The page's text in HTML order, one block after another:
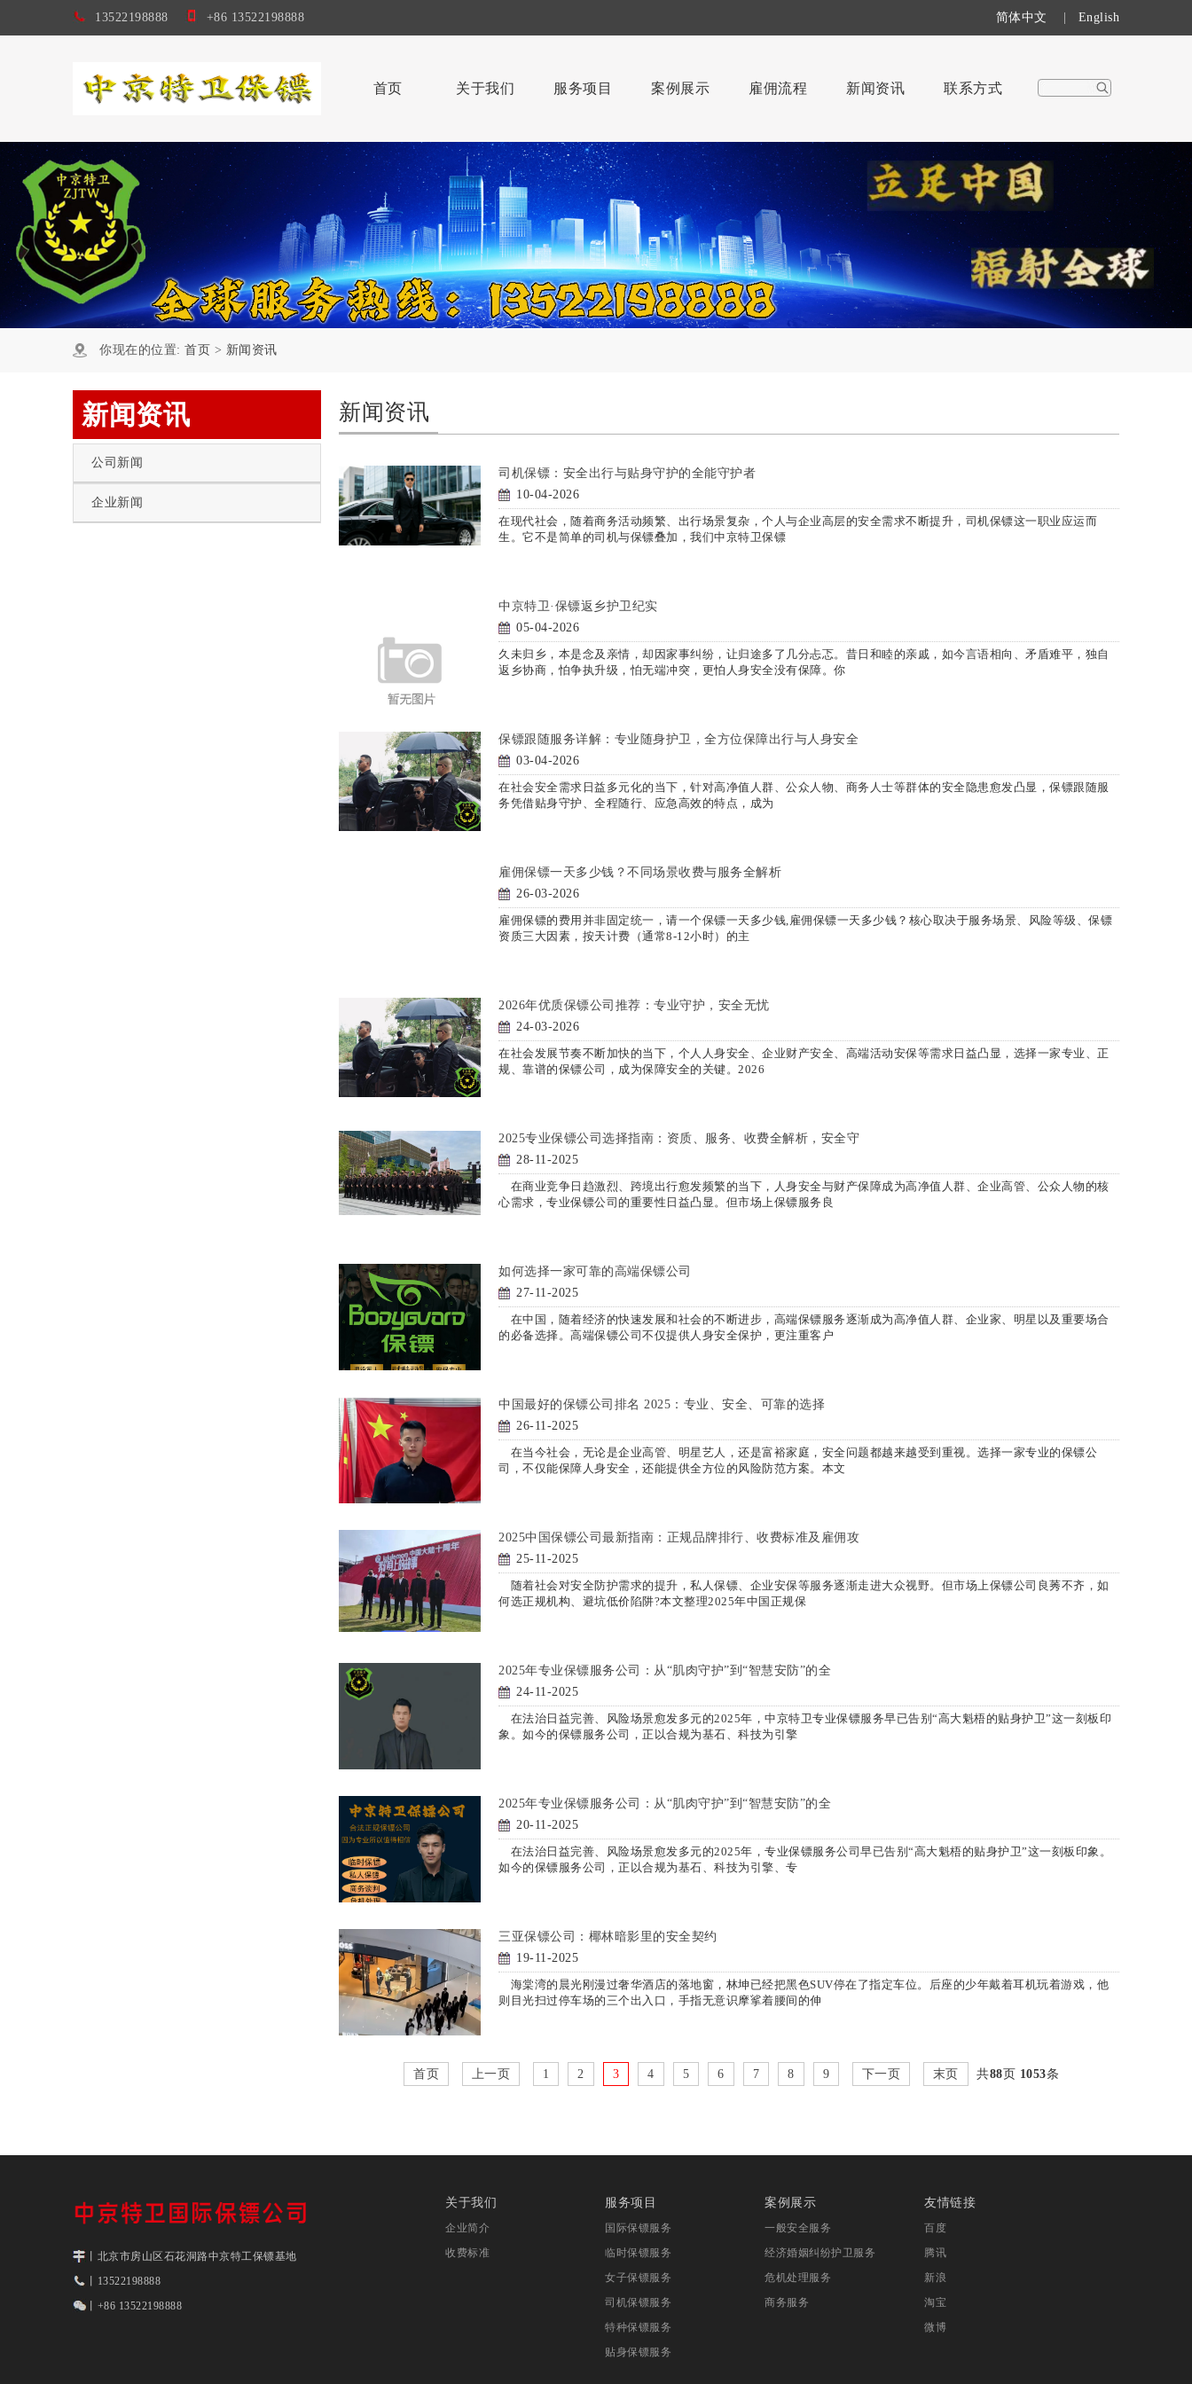
简体中文 English
13522198888 +86 13522198888
首页 关于我们 服务项目 案例展示 雇佣流程 新闻资讯 联系方式
你现在的位置: 首页 > 新闻资讯
新闻资讯
公司新闻
企业新闻
新闻资讯
司机保镖：安全出行与贴身守护的全能守护者
10-04-2026
在现代社会，随着商务活动频繁、出行场景复杂，个人与企业高层的安全需求不断提升，司机保镖这一职业应运而
生。它不是简单的司机与保镖叠加，我们中京特卫保镖
中京特卫·保镖返乡护卫纪实
05-04-2026
久未归乡，本是念及亲情，却因家事纠纷，让归途多了几分忐忑。昔日和睦的亲戚，如今言语相向、矛盾难平，独自
返乡协商，怕争执升级，怕无端冲突，更怕人身安全没有保障。你
保镖跟随服务详解：专业随身护卫，全方位保障出行与人身安全
03-04-2026
在社会安全需求日益多元化的当下，针对高净值人群、公众人物、商务人士等群体的安全隐患愈发凸显，保镖跟随服
务凭借贴身守护、全程随行、应急高效的特点，成为
雇佣保镖一天多少钱？不同场景收费与服务全解析
26-03-2026
雇佣保镖的费用并非固定统一，请一个保镖一天多少钱,雇佣保镖一天多少钱？核心取决于服务场景、风险等级、保镖
资质三大因素，按天计费（通常8-12小时）的主
2026年优质保镖公司推荐：专业守护，安全无忧
24-03-2026
在社会发展节奏不断加快的当下，个人人身安全、企业财产安全、高端活动安保等需求日益凸显，选择一家专业、正
规、靠谱的保镖公司，成为保障安全的关键。2026
2025专业保镖公司选择指南：资质、服务、收费全解析，安全守
28-11-2025
在商业竞争日趋激烈、跨境出行愈发频繁的当下，人身安全与财产保障成为高净值人群、企业高管、公众人物的核
心需求，专业保镖公司的重要性日益凸显。但市场上保镖服务良
如何选择一家可靠的高端保镖公司
27-11-2025
在中国，随着经济的快速发展和社会的不断进步，高端保镖服务逐渐成为高净值人群、企业家、明星以及重要场合
的必备选择。高端保镖公司不仅提供人身安全保护，更注重客户
中国最好的保镖公司排名 2025：专业、安全、可靠的选择
26-11-2025
在当今社会，无论是企业高管、明星艺人，还是富裕家庭，安全问题都越来越受到重视。选择一家专业的保镖公
司，不仅能保障人身安全，还能提供全方位的风险防范方案。本文
2025中国保镖公司最新指南：正规品牌排行、收费标准及雇佣攻
25-11-2025
随着社会对安全防护需求的提升，私人保镖、企业安保等服务逐渐走进大众视野。但市场上保镖公司良莠不齐，如
何选正规机构、避坑低价陷阱?本文整理2025年中国正规保
2025年专业保镖服务公司：从“肌肉守护”到“智慧安防”的全
24-11-2025
在法治日益完善、风险场景愈发多元的2025年，中京特卫专业保镖服务早已告别“高大魁梧的贴身护卫”这一刻板印
象。如今的保镖服务公司，正以合规为基石、科技为引擎
2025年专业保镖服务公司：从“肌肉守护”到“智慧安防”的全
20-11-2025
在法治日益完善、风险场景愈发多元的2025年，专业保镖服务公司早已告别“高大魁梧的贴身护卫”这一刻板印象。
如今的保镖服务公司，正以合规为基石、科技为引擎、专
三亚保镖公司：椰林暗影里的安全契约
19-11-2025
海棠湾的晨光刚漫过奢华酒店的落地窗，林坤已经把黑色SUV停在了指定车位。后座的少年戴着耳机玩着游戏，他
则目光扫过停车场的三个出入口，手指无意识摩挲着腰间的伸
首页 上一页 1 2 3 4 5 6 7 8 9 下一页 末页 共88页 1053条
丨北京市房山区石花洞路中京特工保镖基地
丨13522198888
丨+86 13522198888
关于我们
企业简介
收费标准
服务项目
国际保镖服务
临时保镖服务
女子保镖服务
司机保镖服务
特种保镖服务
贴身保镖服务
案例展示
一般安全服务
经济婚姻纠纷护卫服务
危机处理服务
商务服务
友情链接
百度
腾讯
新浪
淘宝
微博